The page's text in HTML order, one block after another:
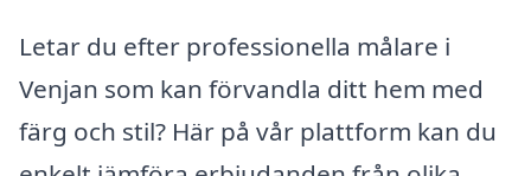
Letar du efter professionella målare i
Venjan som kan förvandla ditt hem med
färg och stil? Här på vår plattform kan du